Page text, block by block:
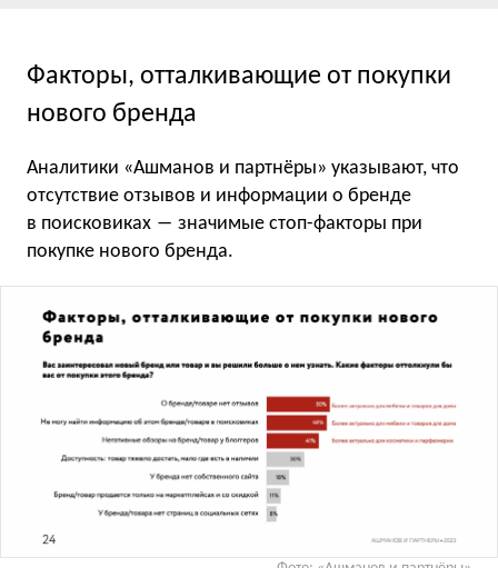
Факторы, отталкивающие от покупки
нового бренда
Аналитики «Ашманов и партнёры» указывают, что
отсутствие отзывов и информации о бренде
в поисковиках ― значимые стоп-факторы при
покупке нового бренда.